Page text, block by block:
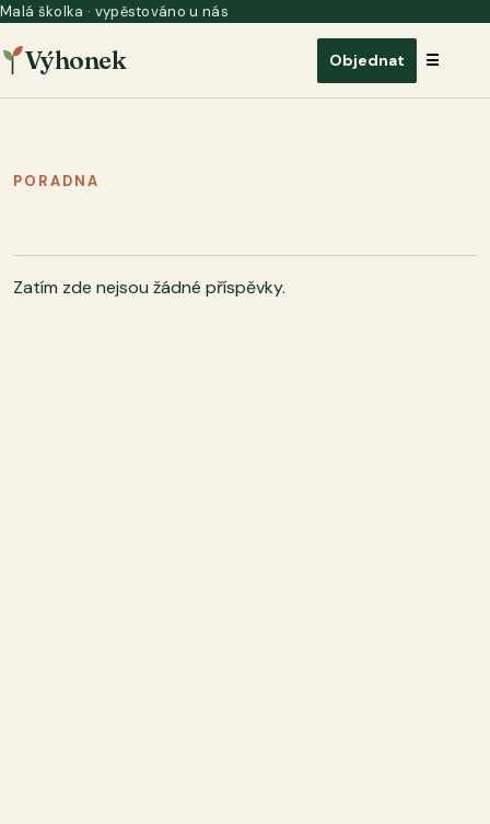
Malá školka · vypěstováno u nás
Výhonek Objednat Otevřít
☰
PORADNA
Zatím zde nejsou žádné příspěvky.